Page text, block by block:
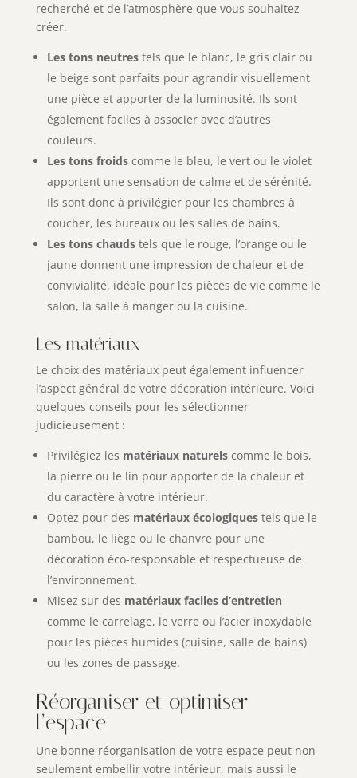
recherché et de l’atmosphère que vous souhaitez
créer.
Les tons neutrestels que le blanc, le gris clair ou
le beige sont parfaits pour agrandir visuellement
une pièce et apporter de la luminosité. Ils sont
également faciles à associer avec d’autres
couleurs.
Les tons froidscomme le bleu, le vert ou le violet
apportent une sensation de calme et de sérénité.
Ils sont donc à privilégier pour les chambres à
coucher, les bureaux ou les salles de bains.
Les tons chaudstels que le rouge, l’orange ou le
jaune donnent une impression de chaleur et de
convivialité, idéale pour les pièces de vie comme le
salon, la salle à manger ou la cuisine.
Les matériaux
Le choix des matériaux peut également influencer
l’aspect général de votre décoration intérieure. Voici
quelques conseils pour les sélectionner
judicieusement :
Privilégiez les matériaux naturelscomme le bois,
la pierre ou le lin pour apporter de la chaleur et
du caractère à votre intérieur.
Optez pour des matériaux écologiquestels que le
bambou, le liège ou le chanvre pour une
décoration éco-responsable et respectueuse de
l’environnement.
Misez sur des matériaux faciles d’entretien
comme le carrelage, le verre ou l’acier inoxydable
pour les pièces humides (cuisine, salle de bains)
ou les zones de passage.
Réorganiser et optimiser
l’espace
Une bonne réorganisation de votre espace peut non
seulement embellir votre intérieur, mais aussi le